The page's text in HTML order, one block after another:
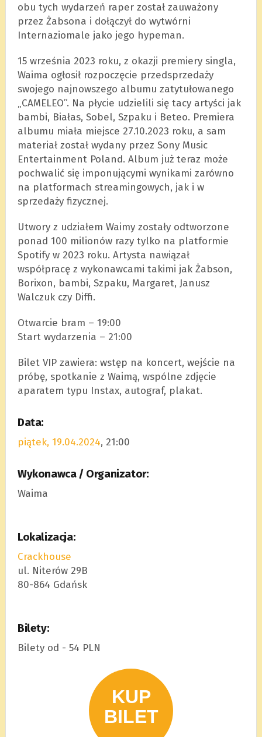
obu tych wydarzeń raper został zauważony
przez Żabsona i dołączył do wytwórni
Internaziomale jako jego hypeman.
15 września 2023 roku, z okazji premiery singla,
Waima ogłosił rozpoczęcie przedsprzedaży
swojego najnowszego albumu zatytułowanego
„CAMELEO”. Na płycie udzielili się tacy artyści jak
bambi, Białas, Sobel, Szpaku i Beteo. Premiera
albumu miała miejsce 27.10.2023 roku, a sam
materiał został wydany przez Sony Music
Entertainment Poland. Album już teraz może
pochwalić się imponującymi wynikami zarówno
na platformach streamingowych, jak i w
sprzedaży fizycznej.
Utwory z udziałem Waimy zostały odtworzone
ponad 100 milionów razy tylko na platformie
Spotify w 2023 roku. Artysta nawiązał
współpracę z wykonawcami takimi jak Żabson,
Borixon, bambi, Szpaku, Margaret, Janusz
Walczuk czy Diffi.
Otwarcie bram – 19:00
Start wydarzenia – 21:00
Bilet VIP zawiera: wstęp na koncert, wejście na
próbę, spotkanie z Waimą, wspólne zdjęcie
aparatem typu Instax, autograf, plakat.
Data:
piątek, 19.04.2024, 21:00
Wykonawca / Organizator:
Waima
Lokalizacja:
Crackhouse
ul. Niterów 29B
80-864 Gdańsk
Bilety:
Bilety od - 54 PLN